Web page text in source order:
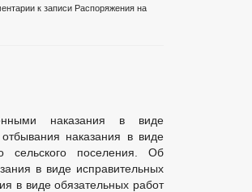
к записи Распоряжения на
наказания в виде
наказания в виде
сельского поселения. Об
в виде исправительных
в виде обязательных работ